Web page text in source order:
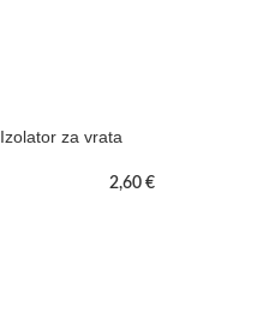
Izolator za vrata
2,60 €